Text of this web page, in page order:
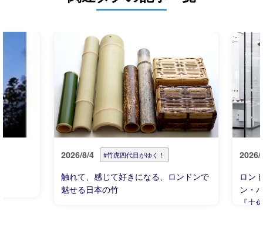
2026/8/4 #竹虎四代目がゆく！
触れて、感じて好きになる、ロンドンで
魅せる日本の竹
2026/
ロン
ン・
『土